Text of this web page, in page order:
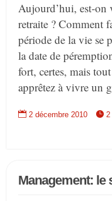
Aujourd’hui, est-on
retraite ? Comment
période de la vie se
la date de
fort, certes, mais
apprêtez à vivre un
 2 décembre 2010  2
Management: le